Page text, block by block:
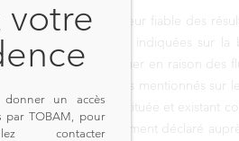
sont pas un indicateur fiable des
performances sont indiquées sur la
ou diminuer en raison des
Les compartiments mentionnés sur
valablement constituée et existant
commun de placement déclaré
votre
un accès
par TOBAM, pour
contacter